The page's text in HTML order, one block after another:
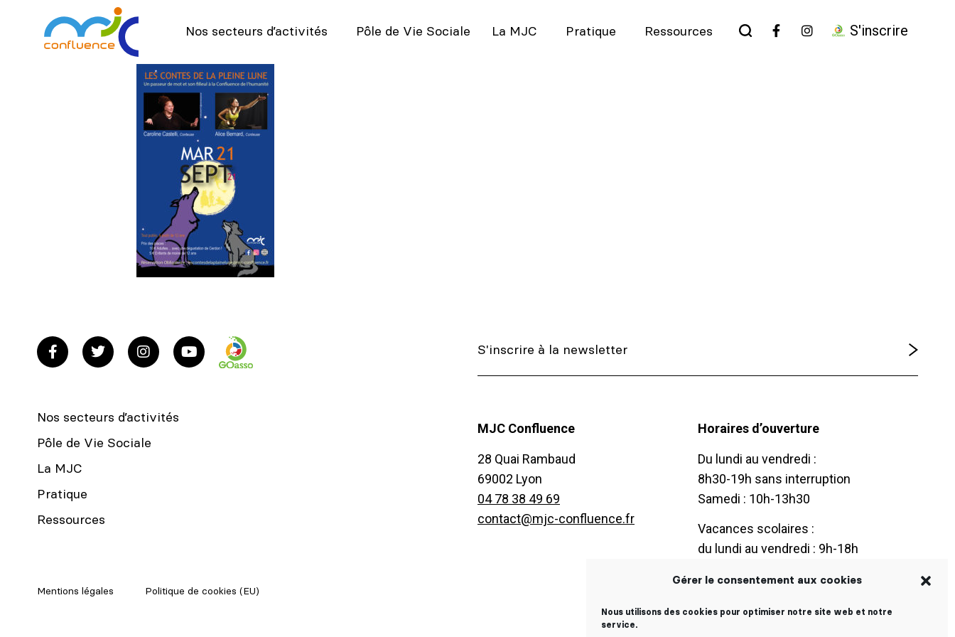
Gérer le consentement aux cookies
Nous utilisons des cookies pour optimiser notre site web et notre
service.
Nos secteurs d’activités Pôle de Vie Sociale La MJC Pratique Ressources S'inscrire
Nos secteurs d’activités
Pôle de Vie Sociale
La MJC
Pratique
Ressources
MJC Confluence
28 Quai Rambaud
69002 Lyon
04 78 38 49 69
contact@mjc-confluence.fr
Horaires d’ouverture
Du lundi au vendredi :
8h30-19h sans interruption
Samedi : 10h-13h30
Vacances scolaires :
du lundi au vendredi : 9h-18h
Mentions légales Politique de cookies (EU)